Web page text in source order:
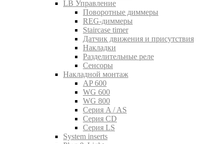
LB Управление
Поворотные диммеры
REG-диммеры
Staircase timer
Датчик движения и присутствия
Накладки
Разделительные реле
Сенсоры
Накладной монтаж
AP 600
WG 600
WG 800
Серия A / AS
Серия CD
Серия LS
System inserts